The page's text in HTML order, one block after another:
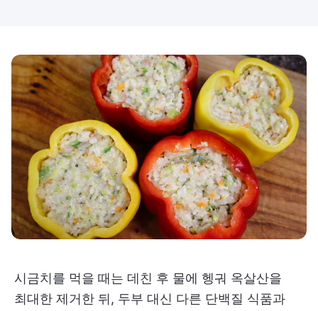
시금치를 먹을 때는 데친 후 물에 헹궈 옥살산을
최대한 제거한 뒤, 두부 대신 다른 단백질 식품과